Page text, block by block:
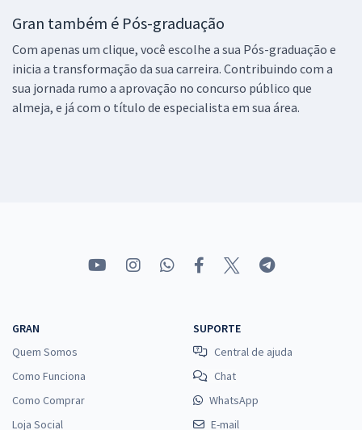
Gran também é Pós-graduação
Com apenas um clique, você escolhe a sua Pós-graduação e
inicia a transformação da sua carreira. Contribuindo com a
sua jornada rumo a aprovação no concurso público que
almeja, e já com o título de especialista em sua área.
GRAN
Quem Somos
Como Funciona
Como Comprar
Loja Social
SUPORTE
Central de ajuda
Chat
WhatsApp
E-mail